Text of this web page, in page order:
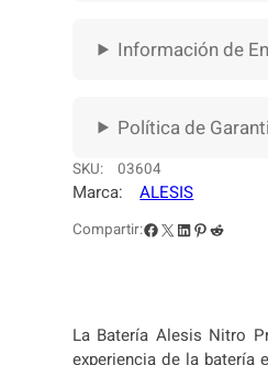
L
E
S
I
T
Información de
Política de
SKU: 03604
Marca: ALESIS
Compartir:Facebook X LinkedIn Pinterest Reddit
La Batería Alesis Nitro
experiencia de la batería